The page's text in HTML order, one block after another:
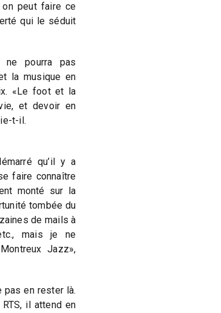
peut faire ce
qui le séduit
ne pourra pas
la musique en
«Le foot et la
et devoir en
t-il.
qu’il y a
faire connaître
monté sur la
tombée du
de mails à
mais je ne
Jazz»,
pas en rester là.
il attend en